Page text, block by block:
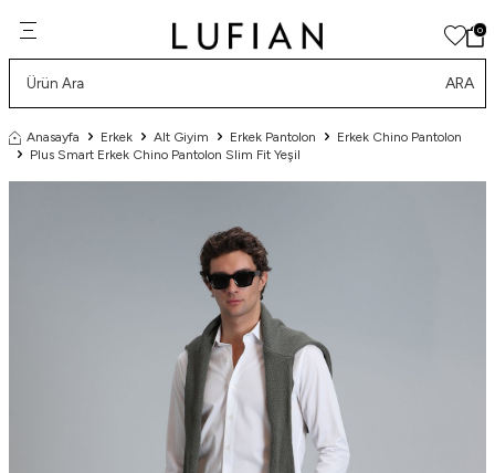
0
ARA
Anasayfa Erkek Alt Giyim Erkek Pantolon
Erkek Chino Pantolon
Plus Smart Erkek Chino Pantolon Slim Fit Yeşil